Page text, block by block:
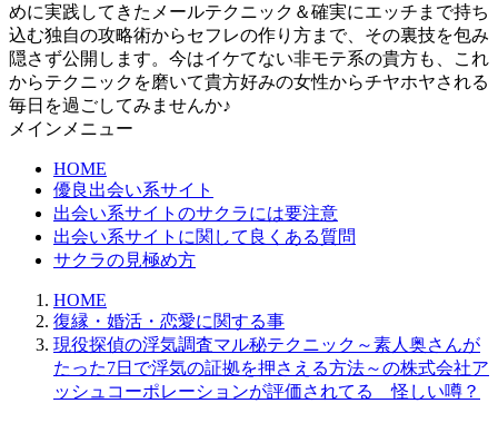
めに実践してきたメールテクニック＆確実にエッチまで持ち
込む独自の攻略術からセフレの作り方まで、その裏技を包み
隠さず公開します。今はイケてない非モテ系の貴方も、これ
からテクニックを磨いて貴方好みの女性からチヤホヤされる
毎日を過ごしてみませんか♪
メインメニュー
HOME
優良出会い系サイト
出会い系サイトのサクラには要注意
出会い系サイトに関して良くある質問
サクラの見極め方
HOME
復縁・婚活・恋愛に関する事
現役探偵の浮気調査マル秘テクニック～素人奥さんが
たった7日で浮気の証拠を押さえる方法～の株式会社ア
ッシュコーポレーションが評価されてる 怪しい噂？